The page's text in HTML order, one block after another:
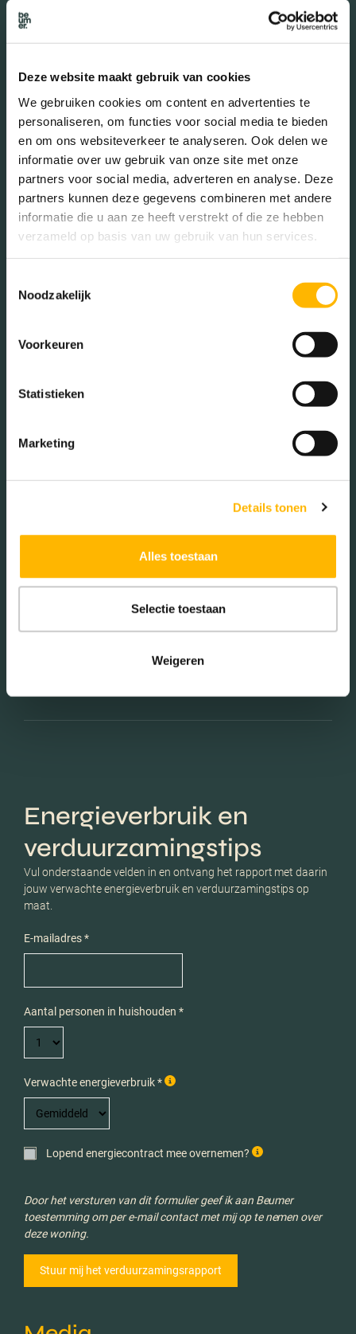
Deze website maakt gebruik van cookies
We gebruiken cookies om content en advertenties te
personaliseren, om functies voor social media te bieden
en om ons websiteverkeer te analyseren. Ook delen we
informatie over uw gebruik van onze site met onze
partners voor social media, adverteren en analyse. Deze
partners kunnen deze gegevens combineren met andere
informatie die u aan ze heeft verstrekt of die ze hebben
verzameld op basis van uw gebruik van hun services.
Noodzakelijk
Voorkeuren
Statistieken
Marketing
Details tonen
Alles toestaan
Selectie toestaan
Weigeren
Vrouwen (50.81%)
Gezinnen met kinderen
Met kinderen (20.81%)
Zonder kinderen (27.75%)
Éénpersoons huishoudens
Aantal inwoners:
1545
Energieverbruik en
verduurzamingstips
Vul onderstaande velden in en ontvang het rapport met daarin
jouw verwachte energieverbruik en verduurzamingstips op
maat.
E-mailadres *
Aantal personen in huishouden *
Verwachte energieverbruik *
Lopend energiecontract mee overnemen?
Door het versturen van dit formulier geef ik aan Beumer
toestemming om per e-mail contact met mij op te nemen over
deze woning.